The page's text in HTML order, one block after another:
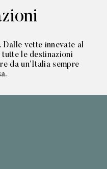
Dalle vette innevate al
le destinazioni
da un’Italia sempre